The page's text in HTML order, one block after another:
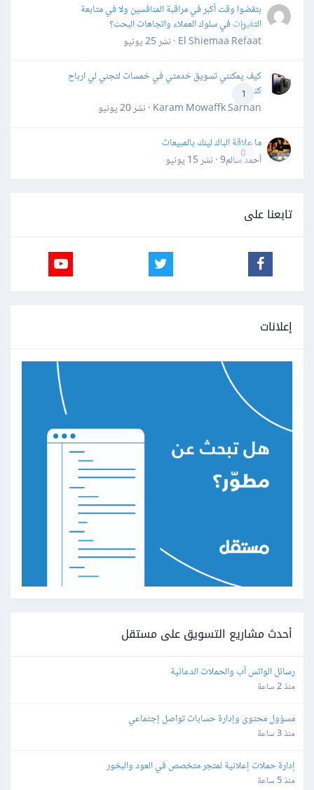
0
بتقضوا وقت أكبر في مراقبة المنافسين ولا في متابعة
التغيرات في سلوك العملاء واتجاهات البحث؟
El Shiemaa Refaat · نشر
25 يونيو
1
كيف يمكنني تسويق خدمتي في خمسات لتجني لي ارباح
كثيرة
Karam Mowaffk Sarhan · نشر
20 يونيو
0
ما علاقة الباك لينك بالمبيعات
أحمد سالم9 · نشر
15 يونيو
تابعنا على
إعلانات
أحدث مشاريع التسويق على مستقل
رسائل الواتس آب والحملات الدعائية
منذ 2 ساعة
مسؤول محتوى وإدارة حسابات تواصل إجتماعي
منذ 3 ساعة
إدارة حملات إعلانية لمتجر متخصص في العود والبخور
منذ 5 ساعة